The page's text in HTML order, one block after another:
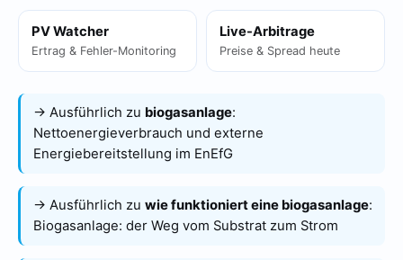
PV Watcher
Ertrag & Fehler-Monitoring
Live-Arbitrage
Preise & Spread heute
→ Ausführlich zu biogasanlage:
Nettoenergieverbrauch und externe
Energiebereitstellung im EnEfG
→ Ausführlich zu wie funktioniert eine biogasanlage:
Biogasanlage: der Weg vom Substrat zum Strom